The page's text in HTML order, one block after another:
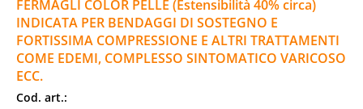
FERMAGLI COLOR PELLE (Estensibilità 40% circa)
INDICATA PER BENDAGGI DI SOSTEGNO E
FORTISSIMA COMPRESSIONE E ALTRI TRATTAMENTI
COME EDEMI, COMPLESSO SINTOMATICO VARICOSO
ECC.
Cod. art.: